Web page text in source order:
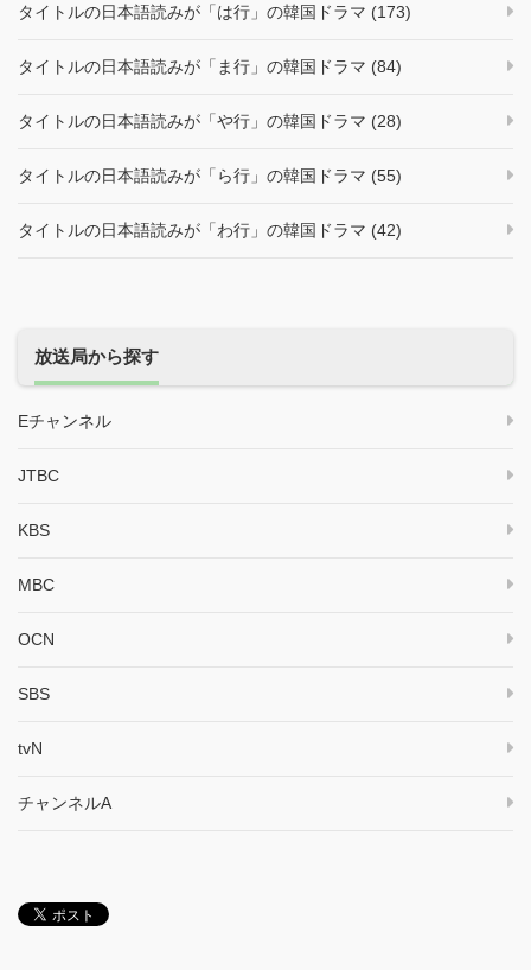
タイトルの日本語読みが「は行」の韓国ドラマ (173)
タイトルの日本語読みが「ま行」の韓国ドラマ (84)
タイトルの日本語読みが「や行」の韓国ドラマ (28)
タイトルの日本語読みが「ら行」の韓国ドラマ (55)
タイトルの日本語読みが「わ行」の韓国ドラマ (42)
放送局から探す
Eチャンネル
JTBC
KBS
MBC
OCN
SBS
tvN
チャンネルA